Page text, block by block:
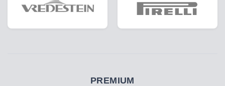
PREMIUM